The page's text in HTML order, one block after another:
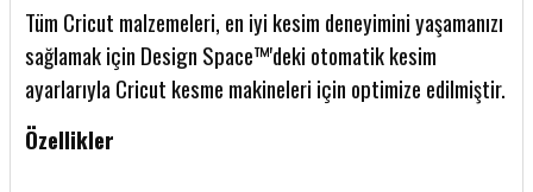
Tüm Cricut malzemeleri, en iyi kesim deneyimini yaşamanızı
sağlamak için Design Space™'deki otomatik kesim
ayarlarıyla Cricut kesme makineleri için optimize edilmiştir.
Özellikler